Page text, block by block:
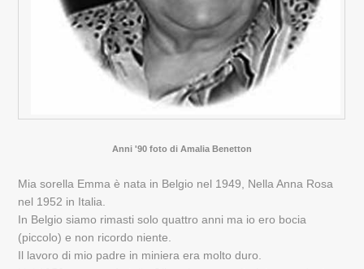
Anni '90 foto di Amalia Benetton
Mia sorella Emma è nata in Belgio nel 1949, Nella Anna Rosa
nel 1952 in Italia.
In Belgio siamo rimasti solo quattro anni ma io ero bocia
(piccolo) e non ricordo niente.
Il lavoro di mio padre in miniera era molto duro.